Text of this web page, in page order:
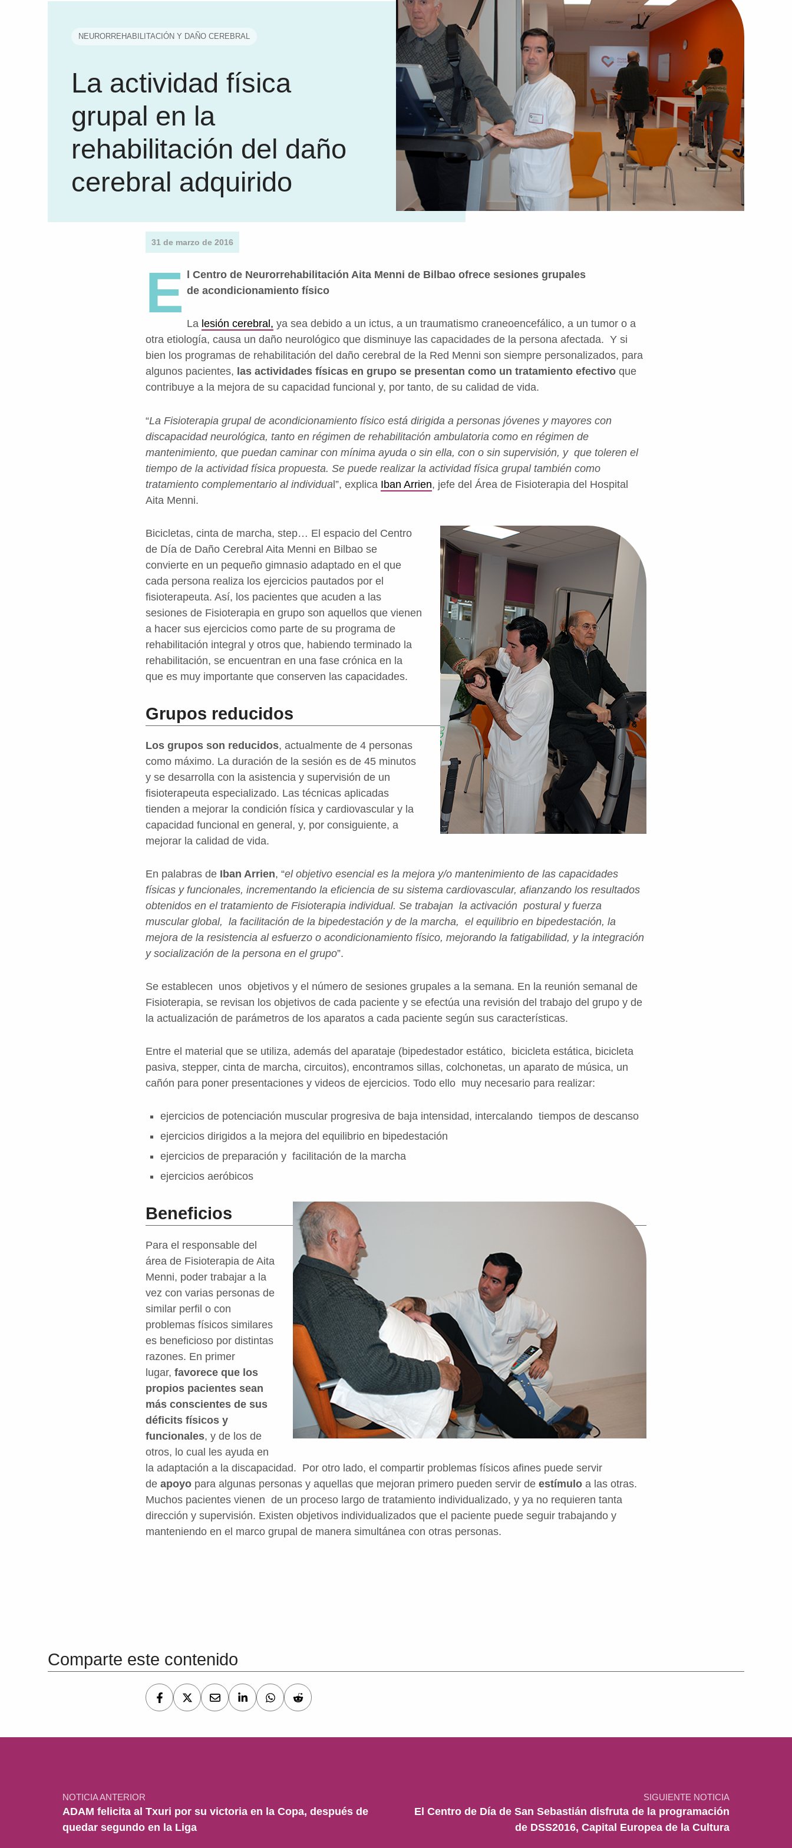
NEURORREHABILITACIÓN Y DAÑO CEREBRAL
La actividad física
grupal en la
rehabilitación del daño
cerebral adquirido
31 de marzo de 2016
E
l Centro de Neurorrehabilitación Aita Menni de Bilbao ofrece sesiones grupales
de acondicionamiento físico
La lesión cerebral, ya sea debido a un ictus, a un traumatismo craneoencefálico, a un tumor o a
otra etiología, causa un daño neurológico que disminuye las capacidades de la persona afectada. Y si
bien los programas de rehabilitación del daño cerebral de la Red Menni son siempre personalizados, para
algunos pacientes, las actividades físicas en grupo se presentan como un tratamiento efectivo que
contribuye a la mejora de su capacidad funcional y, por tanto, de su calidad de vida.
“La Fisioterapia grupal de acondicionamiento físico está dirigida a personas jóvenes y mayores con
discapacidad neurológica, tanto en régimen de rehabilitación ambulatoria como en régimen de
mantenimiento, que puedan caminar con mínima ayuda o sin ella, con o sin supervisión, y que toleren el
tiempo de la actividad física propuesta. Se puede realizar la actividad física grupal también como
tratamiento complementario al individual”, explica Iban Arrien, jefe del Área de Fisioterapia del Hospital
Aita Menni.
Bicicletas, cinta de marcha, step… El espacio del Centro
de Día de Daño Cerebral Aita Menni en Bilbao se
convierte en un pequeño gimnasio adaptado en el que
cada persona realiza los ejercicios pautados por el
fisioterapeuta. Así, los pacientes que acuden a las
sesiones de Fisioterapia en grupo son aquellos que vienen
a hacer sus ejercicios como parte de su programa de
rehabilitación integral y otros que, habiendo terminado la
rehabilitación, se encuentran en una fase crónica en la
que es muy importante que conserven las capacidades.
Grupos reducidos
Los grupos son reducidos, actualmente de 4 personas
como máximo. La duración de la sesión es de 45 minutos
y se desarrolla con la asistencia y supervisión de un
fisioterapeuta especializado. Las técnicas aplicadas
tienden a mejorar la condición física y cardiovascular y la
capacidad funcional en general, y, por consiguiente, a
mejorar la calidad de vida.
En palabras de Iban Arrien, “el objetivo esencial es la mejora y/o mantenimiento de las capacidades
físicas y funcionales, incrementando la eficiencia de su sistema cardiovascular, afianzando los resultados
obtenidos en el tratamiento de Fisioterapia individual. Se trabajan la activación postural y fuerza
muscular global, la facilitación de la bipedestación y de la marcha, el equilibrio en bipedestación, la
mejora de la resistencia al esfuerzo o acondicionamiento físico, mejorando la fatigabilidad, y la integración
y socialización de la persona en el grupo”.
Se establecen unos objetivos y el número de sesiones grupales a la semana. En la reunión semanal de
Fisioterapia, se revisan los objetivos de cada paciente y se efectúa una revisión del trabajo del grupo y de
la actualización de parámetros de los aparatos a cada paciente según sus características.
Entre el material que se utiliza, además del aparataje (bipedestador estático, bicicleta estática, bicicleta
pasiva, stepper, cinta de marcha, circuitos), encontramos sillas, colchonetas, un aparato de música, un
cañón para poner presentaciones y videos de ejercicios. Todo ello muy necesario para realizar:
ejercicios de potenciación muscular progresiva de baja intensidad, intercalando tiempos de descanso
ejercicios dirigidos a la mejora del equilibrio en bipedestación
ejercicios de preparación y facilitación de la marcha
ejercicios aeróbicos
Beneficios
Para el responsable del
área de Fisioterapia de Aita
Menni, poder trabajar a la
vez con varias personas de
similar perfil o con
problemas físicos similares
es beneficioso por distintas
razones. En primer
lugar, favorece que los
propios pacientes sean
más conscientes de sus
déficits físicos y
funcionales, y de los de
otros, lo cual les ayuda en
la adaptación a la discapacidad. Por otro lado, el compartir problemas físicos afines puede servir
de apoyo para algunas personas y aquellas que mejoran primero pueden servir de estímulo a las otras.
Muchos pacientes vienen de un proceso largo de tratamiento individualizado, y ya no requieren tanta
dirección y supervisión. Existen objetivos individualizados que el paciente puede seguir trabajando y
manteniendo en el marco grupal de manera simultánea con otras personas.
Comparte este contenido
NOTICIA ANTERIOR
ADAM felicita al Txuri por su victoria en la Copa, después de
quedar segundo en la Liga
SIGUIENTE NOTICIA
El Centro de Día de San Sebastián disfruta de la programación
de DSS2016, Capital Europea de la Cultura